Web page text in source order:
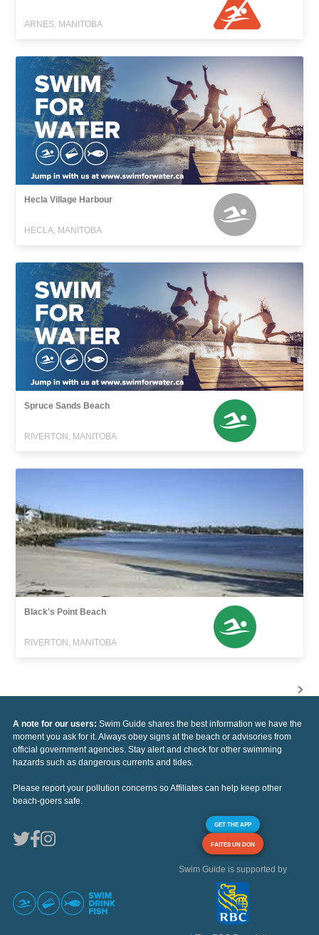
ARNES, MANITOBA
Hecla Village Harbour
HECLA, MANITOBA
Spruce Sands Beach
RIVERTON, MANITOBA
Black's Point Beach
RIVERTON, MANITOBA
A note for our users: Swim Guide shares the best information we have the
moment you ask for it. Always obey signs at the beach or advisories from
official government agencies. Stay alert and check for other swimming
hazards such as dangerous currents and tides.
Please report your pollution concerns so Affiliates can help keep other
beach-goers safe.
GET THE APP
FAITES UN DON
Swim Guide is supported by